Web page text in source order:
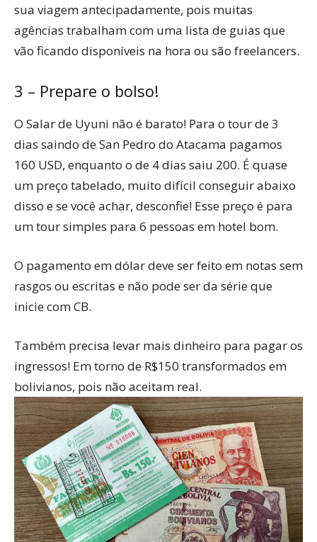
sua viagem antecipadamente, pois muitas
agências trabalham com uma lista de guias que
vão ficando disponíveis na hora ou são freelancers.
3 – Prepare o bolso!
O Salar de Uyuni não é barato! Para o tour de 3
dias saindo de San Pedro do Atacama pagamos
160 USD, enquanto o de 4 dias saiu 200. É quase
um preço tabelado, muito difícil conseguir abaixo
disso e se você achar, desconfie! Esse preço é para
um tour simples para 6 pessoas em hotel bom.
O pagamento em dólar deve ser feito em notas sem
rasgos ou escritas e não pode ser da série que
inicie com CB.
Também precisa levar mais dinheiro para pagar os
ingressos! Em torno de R$150 transformados em
bolivianos, pois não aceitam real.